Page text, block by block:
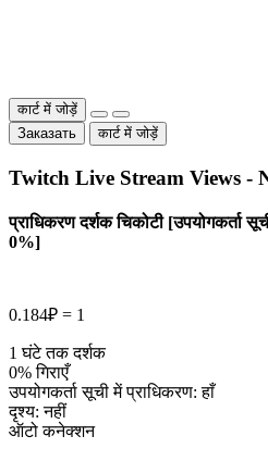
कार्ट में जोड़ें
Заказать
कार्ट में जोड़ें
Twitch Live Stream Views -
प्राधिकरण दर्शक चिकोटी [उपयोगकर्ता
0%]
0.184₽ = 1
1 घंटे तक दर्शक
0% गिराएँ
उपयोगकर्ता सूची में प्राधिकरण: हाँ
दृश्य: नहीं
ऑटो कनेक्शन